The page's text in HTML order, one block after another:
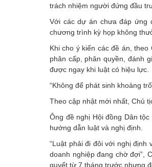
trách nhiệm người đứng đầu
Với các dự án chưa đáp ứng
chương trình kỳ họp không
Khi cho ý kiến các đề án,
phân cấp, phân quyền, đánh
được ngay khi luật có hiệu lực.
“Không để phát sinh khoảng
Theo cập nhật mới nhất, Chủ
Ông đề nghị Hội đồng Dân
hướng dẫn luật và nghị định.
“Luật phải đi đôi với nghị
doanh nghiệp đang chờ đợi”,
quyết từ 7 tháng trước nhưng